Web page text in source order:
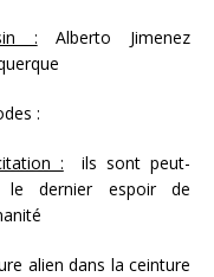
: Alberto Jimenez
:
: ils sont peut-
le dernier espoir de
alien dans la ceinture